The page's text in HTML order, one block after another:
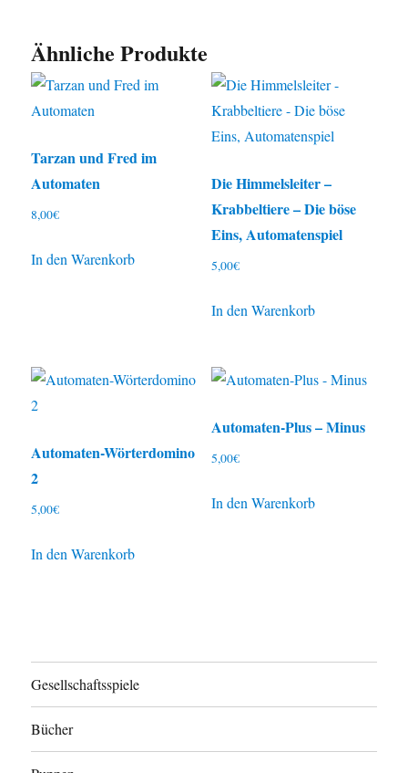
Ähnliche Produkte
Tarzan und Fred im
Automaten
8,00€
In den Warenkorb
Die Himmelsleiter –
Krabbeltiere – Die böse
Eins, Automatenspiel
5,00€
In den Warenkorb
Automaten-Wörterdomino
2
5,00€
In den Warenkorb
Automaten-Plus – Minus
5,00€
In den Warenkorb
Gesellschaftsspiele
Bücher